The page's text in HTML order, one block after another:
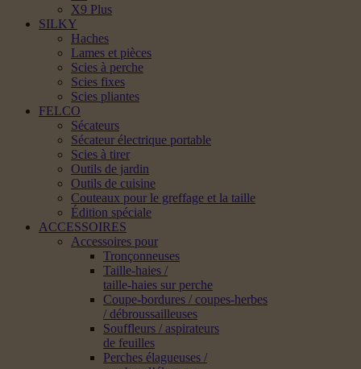
X9 Plus
SILKY
Haches
Lames et pièces
Scies à perche
Scies fixes
Scies pliantes
FELCO
Sécateurs
Sécateur électrique portable
Scies à tirer
Outils de jardin
Outils de cuisine
Couteaux pour le greffage et la taille
Édition spéciale
ACCESSOIRES
Accessoires pour
Tronçonneuses
Taille-haies /
taille-haies sur perche
Coupe-bordures / coupes-herbes
/ débroussailleuses
Souffleurs / aspirateurs
de feuilles
Perches élagueuses /